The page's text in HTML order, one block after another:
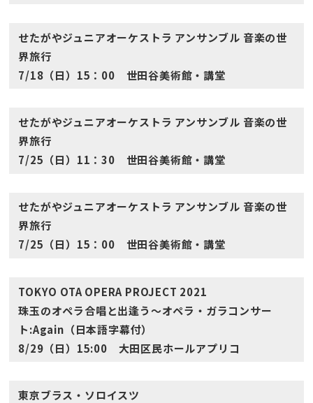
せたがやジュニアオーケストラ アンサンブル 音楽の世
界旅行
7/18（日）15：00 世田谷美術館・講堂
せたがやジュニアオーケストラ アンサンブル 音楽の世
界旅行
7/25（日）11：30 世田谷美術館・講堂
せたがやジュニアオーケストラ アンサンブル 音楽の世
界旅行
7/25（日）15：00 世田谷美術館・講堂
TOKYO OTA OPERA PROJECT 2021
珠玉のオペラ合唱と出逢う～オペラ・ガラコンサー
ト:Again（日本語字幕付）
8/29（日）15:00 大田区民ホールアプリコ
東京ブラス・ソロイスツ